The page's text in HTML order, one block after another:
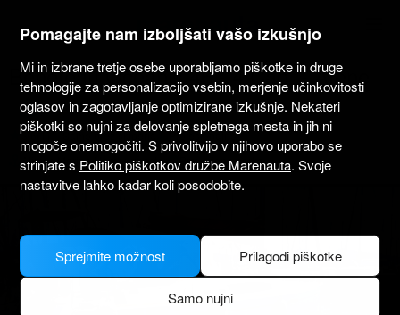
marenauta
Beneteau Oceanis 46 - 4 Cab. - Atene
3.6(1) Samo brez skiperja
Profesionalno
Alimos Marina Harbourmaster
Preverjena barka
Pomagajte nam izboljšati vašo izkušnjo
Mi in izbrane tretje osebe uporabljamo piškotke in druge
tehnologije za personalizacijo vsebin, merjenje učinkovitosti
oglasov in zagotavljanje optimizirane izkušnje. Nekateri
piškotki so nujni za delovanje spletnega mesta in jih ni
mogoče onemogočiti. S privolitvijo v njihovo uporabo se
strinjate s Politiko piškotkov družbe Marenauta. Svoje
nastavitve lahko kadar koli posodobite.
Prilagodi piškotke
Samo nujni
Sprejmite možnost